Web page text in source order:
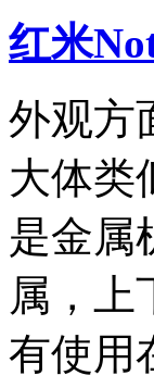
红米
外观方
大体类
是金属
属，上
有使用